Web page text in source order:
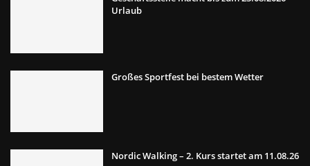
Urlaub
Großes Sportfest bei bestem Wetter
Nordic Walking – 2. Kurs startet am 11.08.26